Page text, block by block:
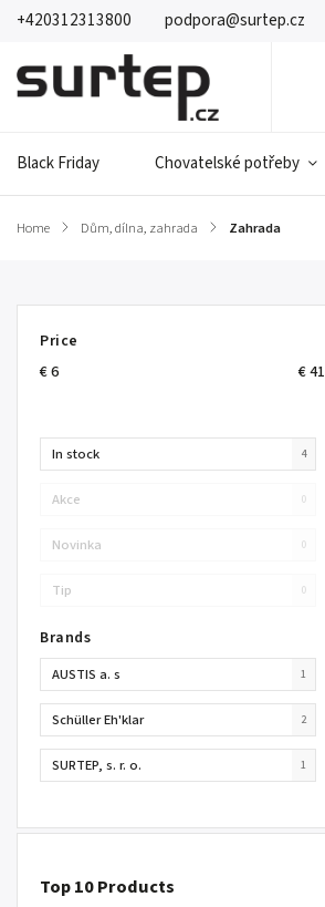
+420312313800 podpora@surtep.cz
Black Friday Chovatelské potřeby
Home / Dům, dílna, zahrada / Zahrada
Price
€6 €41
In stock 4
Akce 0
Novinka 0
Tip 0
Brands
AUSTIS a. s 1
Schüller Eh'klar 2
SURTEP, s. r. o. 1
Top 10 Products